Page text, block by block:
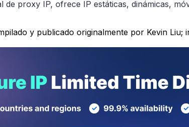
de proxy IP, ofrece IP estáticas, dinámicas,
y publicado originalmente por Kevin